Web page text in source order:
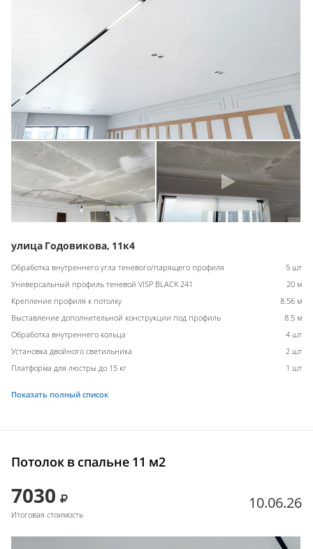
улица Годовикова, 11к4
Обработка внутреннего угла теневого/парящего профиля
5 шт
Универсальный профиль теневой VISP BLACK 241
20 м
Крепление профиля к потолку
8.56 м
Выставление дополнительной конструкции под профиль
8.5 м
Обработка внутреннего кольца
4 шт
Установка двойного светильника
2 шт
Платформа для люстры до 15 кг
1 шт
Показать полный список
Потолок в спальне 11 м2
7030
Итоговая стоимость
10.06.26